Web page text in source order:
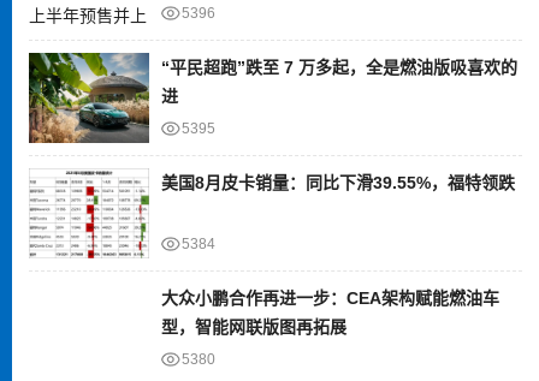
5396
“平民超跑”跌至 7 万多起，全是燃油版吸喜欢的
进
5395
美国8月皮卡销量：同比下滑39.55%，福特领跌
5384
大众小鹏合作再进一步：CEA架构赋能燃油车
型，智能网联版图再拓展
5380